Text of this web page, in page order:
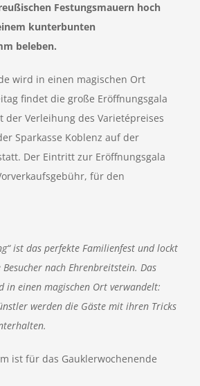
Festungsmauern hoch
kunterbunten
beleben.
wird in einen magischen Ort
findet die große Eröffnungsgala
der Verleihung des Varietépreises
Sparkasse Koblenz auf der
Der Eintritt zur Eröffnungsgala
für den
ist das perfekte Familienfest und lockt
nach Ehrenbreitstein. Das
in einen magischen Ort verwandelt:
werden die Gäste mit ihren Tricks
ist für das Gauklerwochenende